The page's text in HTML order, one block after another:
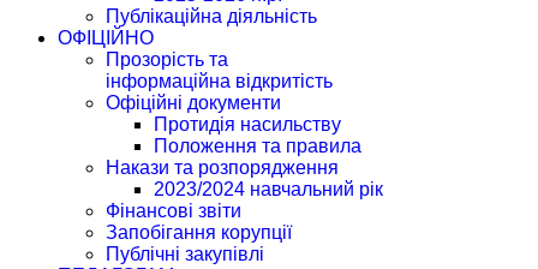
Публікаційна діяльність
ОФІЦІЙНО
Прозорість та
інформаційна відкритість
Офіційні документи
Протидія насильству
Положення та правила
Накази та розпорядження
2023/2024 навчальний рік
Фінансові звіти
Запобігання корупції
Публічні закупівлі